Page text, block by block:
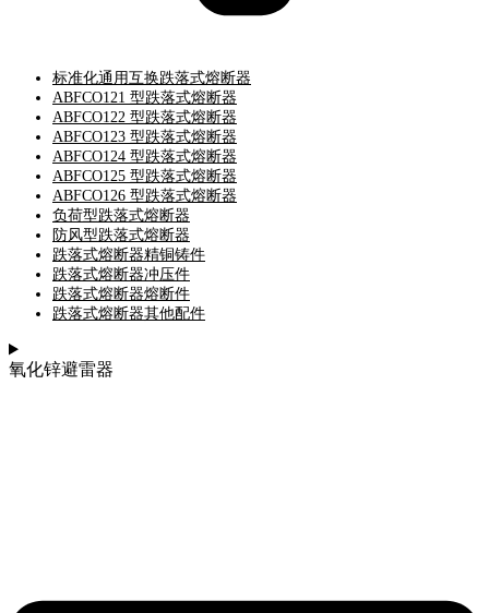
标准化通用互换跌落式熔断器
ABFCO121 型跌落式熔断器
ABFCO122 型跌落式熔断器
ABFCO123 型跌落式熔断器
ABFCO124 型跌落式熔断器
ABFCO125 型跌落式熔断器
ABFCO126 型跌落式熔断器
负荷型跌落式熔断器
防风型跌落式熔断器
跌落式熔断器精铜铸件
跌落式熔断器冲压件
跌落式熔断器熔断件
跌落式熔断器其他配件
氧化锌避雷器